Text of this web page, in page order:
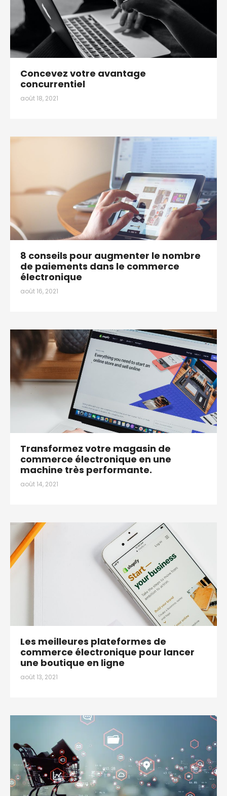
Concevez votre avantage
concurrentiel
août 18, 2021
8 conseils pour augmenter le nombre
de paiements dans le commerce
électronique
août 16, 2021
Transformez votre magasin de
commerce électronique en une
machine très performante.
août 14, 2021
Les meilleures plateformes de
commerce électronique pour lancer
une boutique en ligne
août 13, 2021